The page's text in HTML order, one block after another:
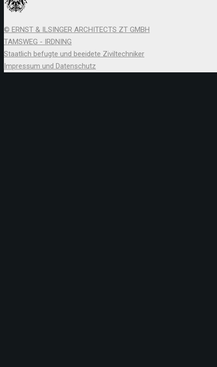
© ERNST & ILSINGER ARCHITECTS ZT GMBH
TAMSWEG - IRDNING
Staatlich befugte und beeidete Ziviltechniker
Impressum und Datenschutz